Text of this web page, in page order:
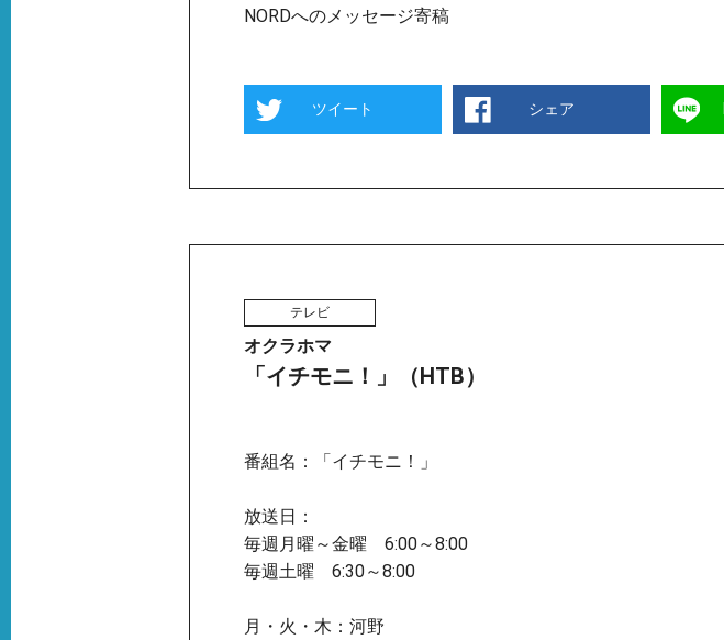
NORDへのメッセージ寄稿
ツイート シェア
テレビ
オクラホマ
「イチモニ！」（HTB）
番組名：「イチモニ！」
放送日：
毎週月曜～金曜 6:00～8:00
毎週土曜 6:30～8:00
月・火・木：河野